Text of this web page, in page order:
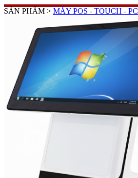
SẢN PHẨM > MÁY POS - TOUCH - PC